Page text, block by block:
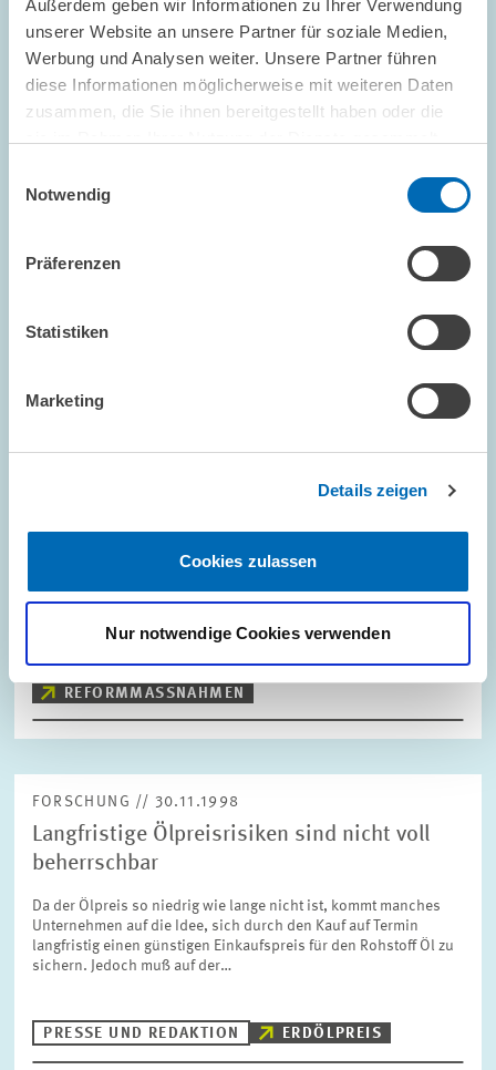
Außerdem geben wir Informationen zu Ihrer Verwendung
unserer Website an unsere Partner für soziale Medien,
Werbung und Analysen weiter. Unsere Partner führen
diese Informationen möglicherweise mit weiteren Daten
zusammen, die Sie ihnen bereitgestellt haben oder die
Notwendig
Präferenzen
Statistiken
Marketing
Details zeigen
Cookies zulassen
Nur notwendige Cookies verwenden
FORSCHUNG // 04.12.1998
Unternehmenssteuerreform -
Die Gesetzesentwürfe zur Unternehmenssteuerreform 1999,
Maßnahmen springt die Regierungskoalition jedoch zu kurz. Von
ihnen dürften keine positiven…
PRESSE UND REDAKTION
Stellungnahme zur geplanten Steuerreform
Unternehmenssteuerreform 1999, 2000 und 2002 wurden von
Lehrstuhl Prof. Jacobs hinsichtlich…
PRESSE UND REDAKTION
STEUERREFORM
REFORMMASSNAHMEN
FORSCHUNG // 30.11.1998
Langfristige Ölpreisrisiken sind nicht voll
beherrschbar
Da der Ölpreis so niedrig wie lange nicht ist, kommt manches
Unternehmen auf die Idee, sich durch den Kauf auf Termin
langfristig einen günstigen Einkaufspreis für den Rohstoff Öl zu
sichern. Jedoch muß auf der…
PRESSE UND REDAKTION ERDÖLPREIS